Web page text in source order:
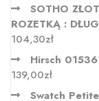
SOTHO
ROZETKĄ :
104,30zł
Hirsch
139,00zł
Swatch